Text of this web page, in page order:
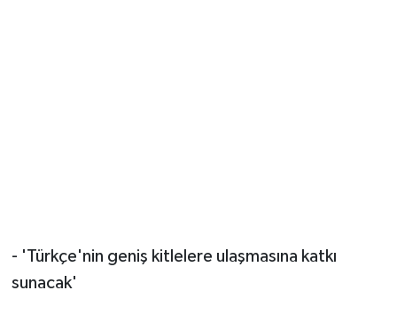
- 'Türkçe'nin geniş kitlelere ulaşmasına katkı
sunacak'